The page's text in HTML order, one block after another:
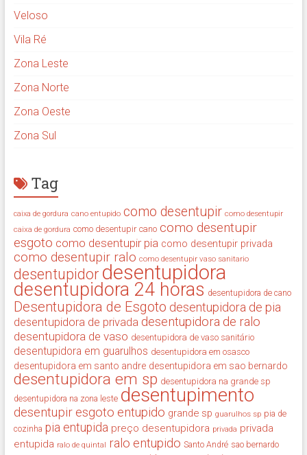
Veloso
Vila Ré
Zona Leste
Zona Norte
Zona Oeste
Zona Sul
Tag
caixa de gordura cano entupido como desentupir como desentupir
caixa de gordura como desentupir cano como desentupir
esgoto como desentupir pia como desentupir privada
como desentupir ralo como desentupir vaso sanitario
desentupidor desentupidora
desentupidora 24 horas desentupidora de cano
Desentupidora de Esgoto desentupidora de pia
desentupidora de privada desentupidora de ralo
desentupidora de vaso desentupidora de vaso sanitário
desentupidora em guarulhos desentupidora em osasco
desentupidora em santo andre desentupidora em sao bernardo
desentupidora em sp desentupidora na grande sp
desentupidora na zona leste desentupimento
desentupir esgoto entupido grande sp guarulhos sp pia de
cozinha pia entupida preço desentupidora privada privada
entupida ralo de quintal ralo entupido Santo André sao bernardo